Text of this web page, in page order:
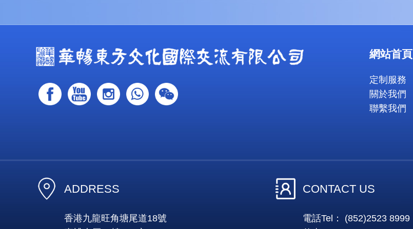
網站首頁
定制服務
關於我們
聯繫我們
ADDRESS
香港九龍旺角塘尾道18號
CONTACT US
電話Tel： (852)2523 8999